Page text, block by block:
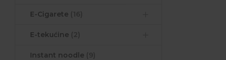
E-Cigarete
E-tekućine
Instant noodle